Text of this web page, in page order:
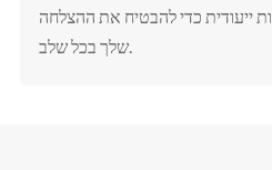
ייעודית כדי להבטיח את ההצלחה
שלך בכל שלב.